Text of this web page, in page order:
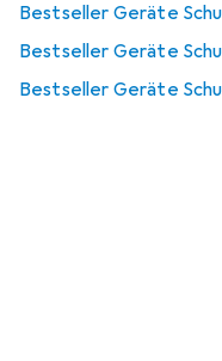
Bestseller Geräte
Bestseller Geräte
Bestseller Geräte